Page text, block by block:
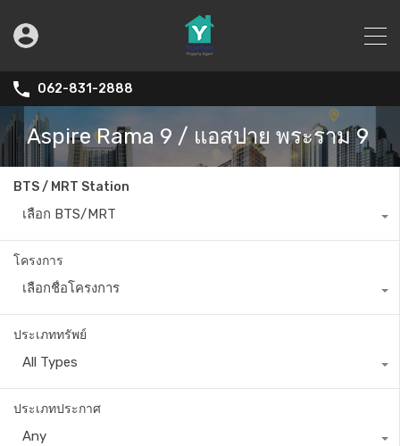
062-831-2888
Aspire Rama 9 / แอสปาย พระราม 9
BTS / MRT Station
เลือก BTS/MRT
โครงการ
เลือกชื่อโครงการ
ประเภททรัพย์
All Types
ประเภทประกาศ
Any